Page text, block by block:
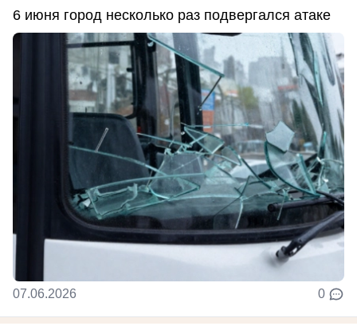
6 июня город несколько раз подвергался атаке
07.06.2026 0